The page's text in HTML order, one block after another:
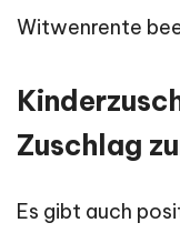
Witwenrente
Zuschlag
Es gibt auch